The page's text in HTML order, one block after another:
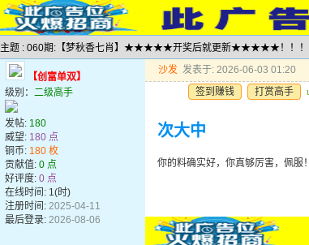
主题 : 060期:【梦秋香七肖】★★★★★开奖后就更新★★★★★！！！
【创富单双】
级别： 二级高手
发帖: 180
威望: 180 点
铜币: 180 枚
贡献值: 0 点
好评度: 0 点
在线时间: 1(时)
注册时间: 2025-04-11
最后登录: 2026-08-06
沙发 发表于: 2026-06-03 01:20
签到赚钱
打赏高手
次大中
你的料确实好，你真够厉害，佩服